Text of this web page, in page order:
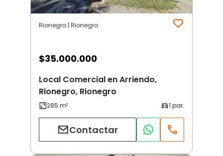
Rionegro | Rionegro
$35.000.000
Local Comercial en Arriendo,
Rionegro, Rionegro
Contactar